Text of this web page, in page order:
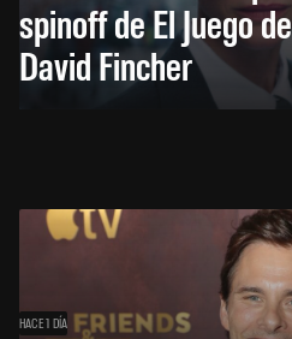
spinoff de El Juego
David Fincher
HACE 1 DÍA